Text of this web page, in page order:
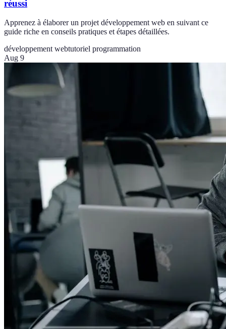
réussi
Apprenez à élaborer un projet développement web en suivant ce
guide riche en conseils pratiques et étapes détaillées.
développement webtutoriel programmation
Aug 9